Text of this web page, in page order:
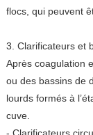
flocs, qui peuvent
3. Clarificateurs et
Après coagulation
ou des bassins de
lourds formés à
cuve.
- Clarificateurs